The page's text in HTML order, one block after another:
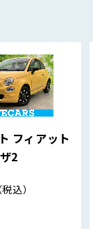
フィアット
2
税込）